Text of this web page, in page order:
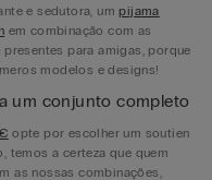
e sedutora, umpijama
em combinação com as
para amigas, porque
modelos e designs!
um conjunto completo
opte por escolher um soutien
temos a certeza que quem
as nossas combinações,